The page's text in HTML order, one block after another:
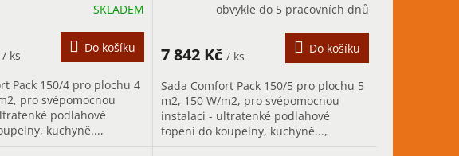
M
A
SKLADEM
/ ks
Do košíku
Pack 150/4 pro plochu 4
pro svépomocnou
podlahové
kuchyně...,
M
A
obvykle do 5 pracovních dnů
7 842 Kč / ks
Do košíku
Sada Comfort Pack 150/5 pro plochu 5
m2, 150 W/m2, pro svépomocnou
instalaci - ultratenké podlahové
topení do koupelny, kuchyně...,